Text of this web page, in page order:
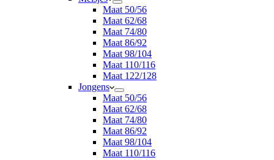
Maat 50/56
Maat 62/68
Maat 74/80
Maat 86/92
Maat 98/104
Maat 110/116
Maat 122/128
Jongens
Maat 50/56
Maat 62/68
Maat 74/80
Maat 86/92
Maat 98/104
Maat 110/116